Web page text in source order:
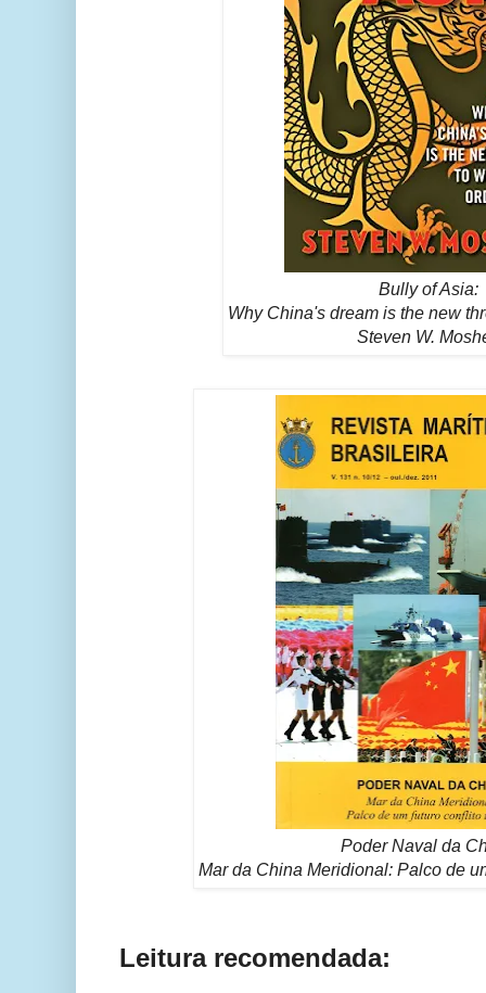
Bully of Asia:
Why China's dream is the new
Steven W.
Poder Naval da
Mar da China Meridional: Palco de
Leitura recomendada: